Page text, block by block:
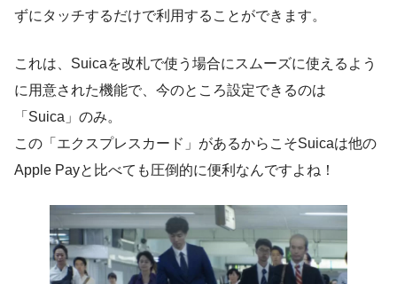
ずにタッチするだけで利用することができます。
これは、Suicaを改札で使う場合にスムーズに使えるよう
に用意された機能で、今のところ設定できるのは
「Suica」のみ。
この「エクスプレスカード」があるからこそSuicaは他の
Apple Payと比べても圧倒的に便利なんですよね！